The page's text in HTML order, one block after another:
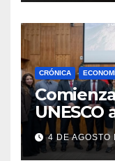
CRÓNICA
UNESCO
Maule
4 DE